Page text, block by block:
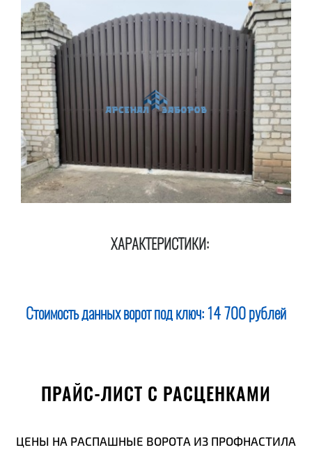
ХАРАКТЕРИСТИКИ:
Стоимость данных ворот под ключ: 14 700 рублей
ПРАЙС-ЛИСТ С РАСЦЕНКАМИ
ЦЕНЫ НА РАСПАШНЫЕ ВОРОТА ИЗ ПРОФНАСТИЛА